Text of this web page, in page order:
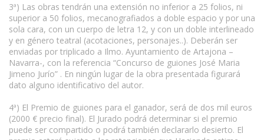
3ª) Las obras tendrán una extensión no inferior a 25 folios, ni
superior a 50 folios, mecanografiados a doble espacio y por una
sola cara, con un cuerpo de letra 12, y con un doble interlineado
y en género teatral (acotaciones, personajes..). Deberán ser
enviadas por triplicado a Ilmo. Ayuntamiento de Artajona –
Navarra-, con la referencia “Concurso de guiones José Maria
Jimeno Jurío” . En ningún lugar de la obra presentada figurará
dato alguno identificativo del autor.
4ª) El Premio de guiones para el ganador, será de dos mil euros
(2000 € precio final). El Jurado podrá determinar si el premio
puede ser compartido o podrá también declararlo desierto. El